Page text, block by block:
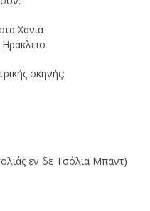
Χανιά
σκηνής:
εν δε Τσόλια Μπαντ)